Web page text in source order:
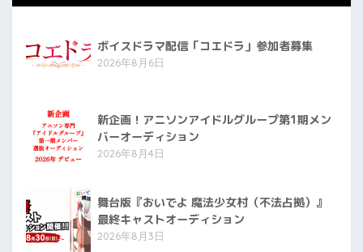
ボイスドラマ配信「コエドラ」参加者募集
2026年8月6日
新企画！アニソンアイドルグループ第1期メン
バーオーディション
2026年8月4日
舞台版『おいでよ 魔法少女村（不法占拠）』
最終キャストオーディション
2026年8月3日